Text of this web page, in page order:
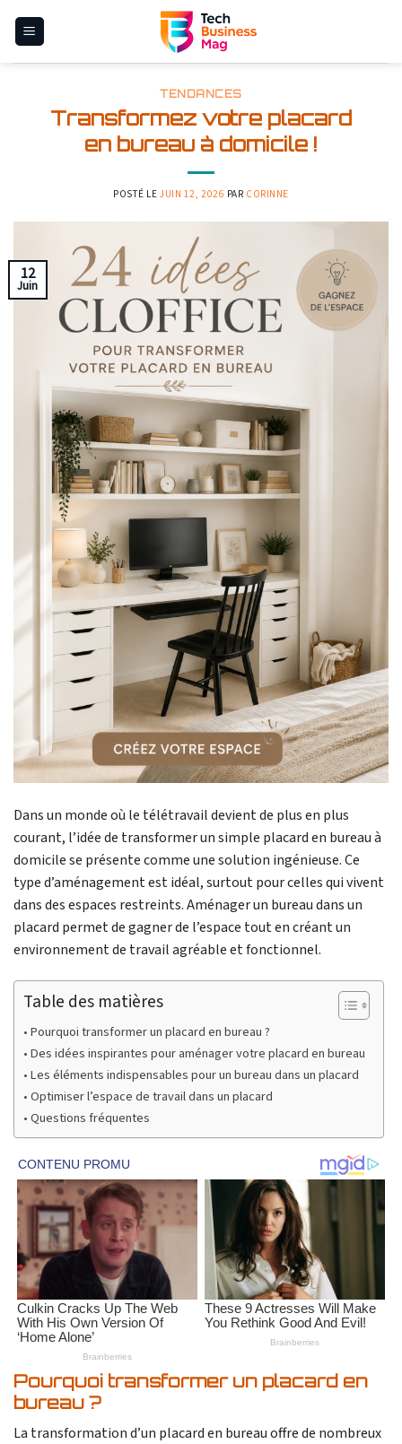
TENDANCES
Transformez votre placard
en bureau à domicile !
POSTÉ LEJUIN 12, 2026 PAR CORINNE
12
Juin
Dans un monde où le télétravail devient de plus en plus
courant, l’idée de transformer un simple placard en bureau à
domicile se présente comme une solution ingénieuse. Ce
type d’aménagement est idéal, surtout pour celles qui vivent
dans des espaces restreints. Aménager un bureau dans un
placard permet de gagner de l’espace tout en créant un
environnement de travail agréable et fonctionnel.
Table des matières
Pourquoi transformer un placard en bureau ?
Des idées inspirantes pour aménager votre placard en bureau
Les éléments indispensables pour un bureau dans un placard
Optimiser l’espace de travail dans un placard
Questions fréquentes
Pourquoi transformer un placard en
bureau ?
La transformation d’un placard en bureau offre de nombreux